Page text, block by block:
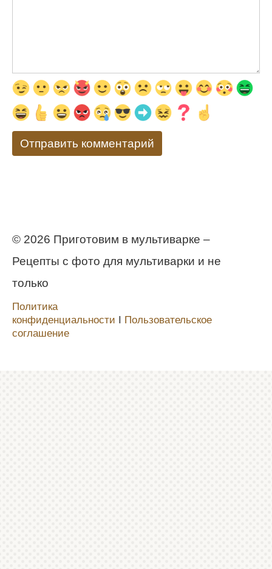
© 2026 Приготовим в мультиварке –
Рецепты с фото для мультиварки и не
только
Политика
конфиденциальности Ι Пользовательское
соглашение